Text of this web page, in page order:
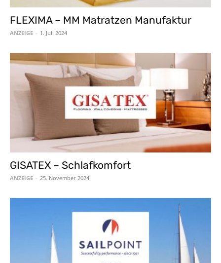
FLEXIMA – MM Matratzen Manufaktur
ANZEIGE - 1. Juli 2024
GISATEX – Schlafkomfort
ANZEIGE - 25. November 2024